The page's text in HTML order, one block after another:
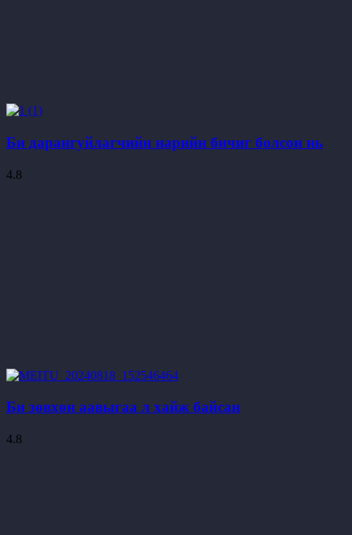
Би дарангуйлагчийн нарийн бичиг болсон нь
4.8
Би зөвхөн аавыгаа л хайж байсан
4.8